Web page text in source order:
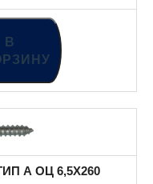
В
А ОЦ 6,5X260